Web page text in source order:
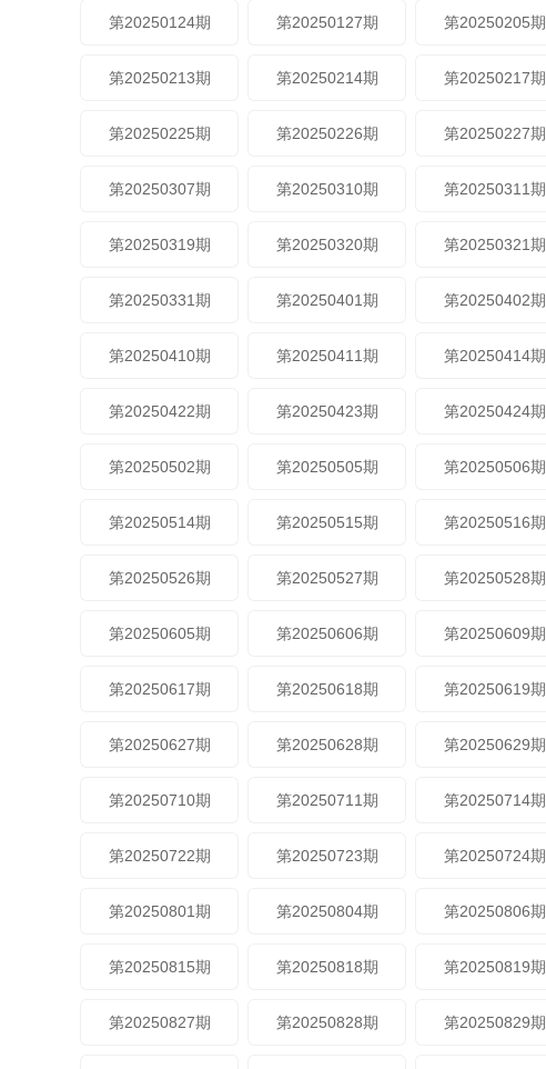
第20250124期 第20250127期 第20250205期
第20250213期 第20250214期 第20250217期
第20250225期 第20250226期 第20250227期
第20250307期 第20250310期 第20250311期
第20250319期 第20250320期 第20250321期
第20250331期 第20250401期 第20250402期
第20250410期 第20250411期 第20250414期
第20250422期 第20250423期 第20250424期
第20250502期 第20250505期 第20250506期
第20250514期 第20250515期 第20250516期
第20250526期 第20250527期 第20250528期
第20250605期 第20250606期 第20250609期
第20250617期 第20250618期 第20250619期
第20250627期 第20250628期 第20250629期
第20250710期 第20250711期 第20250714期
第20250722期 第20250723期 第20250724期
第20250801期 第20250804期 第20250806期
第20250815期 第20250818期 第20250819期
第20250827期 第20250828期 第20250829期